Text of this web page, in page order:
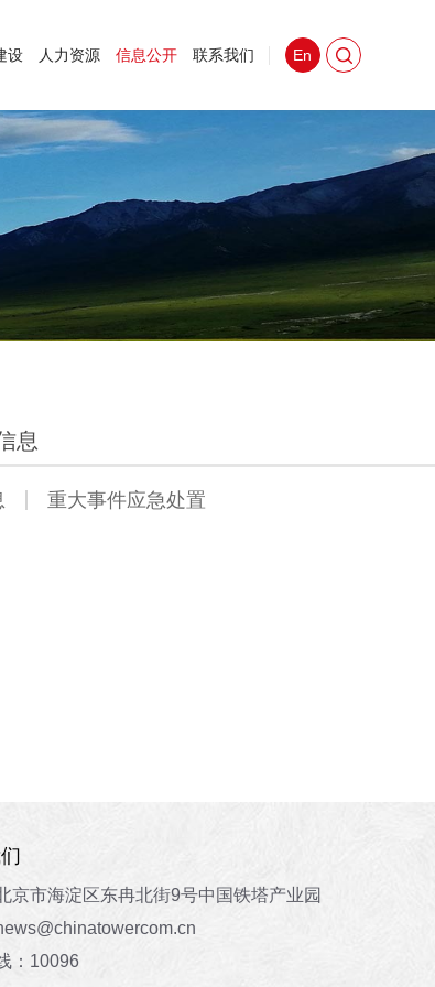
En
设 人力资源 信息公开 联系我们
重大事件应急处置
息
京市海淀区东冉北街9号中国铁塔产业园
：10096